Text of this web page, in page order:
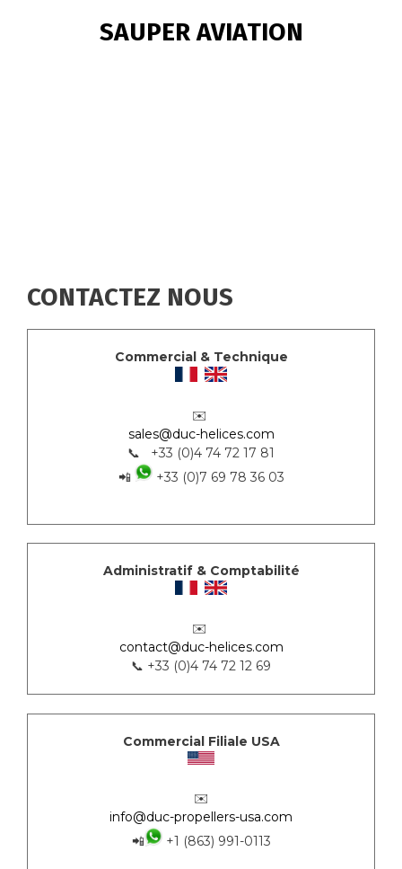
D'ARIANE
SAUPER AVIATION
CONTACTEZ NOUS
Commercial & Technique
✉️
sales@duc-helices.com
📞 +33 (0)4 74 72 17 81
📲
+33 (0)7 69 78 36 03
Administratif & Comptabilité
✉️
contact@duc-helices.com
📞 +33 (0)4 74 72 12 69
Commercial Filiale USA
✉️
info@duc-propellers-usa.com
📲
+1 (863) 991-0113